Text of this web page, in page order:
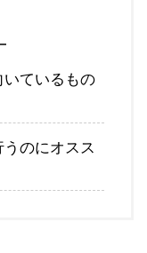
ているもの
のにオスス